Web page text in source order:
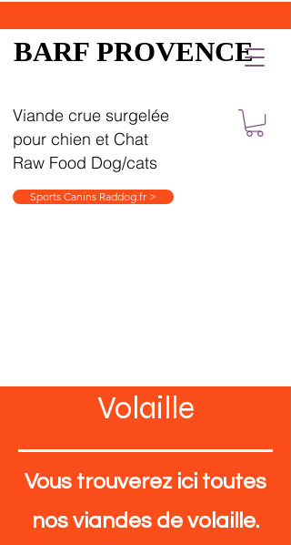
BARF PROVENCE
Viande crue surgelée
pour chien et Chat
Raw Food Dog/cats
Sports Canins Raddog.fr >
Volaille
Vous trouverez ici toutes
nos viandes de volaille.